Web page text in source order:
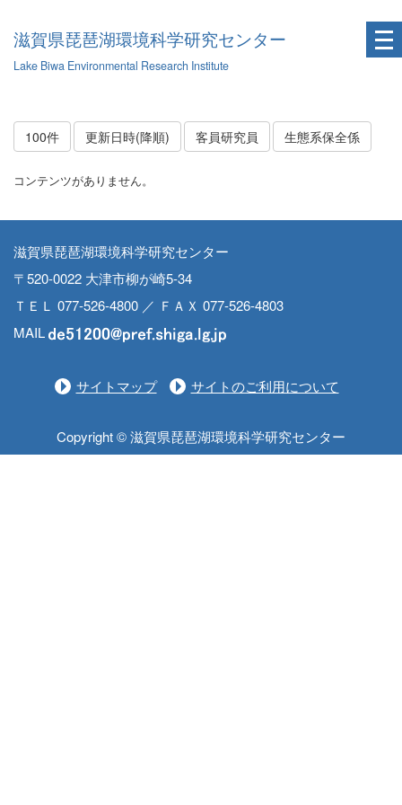
滋賀県琵琶湖環境科学研究センター
Lake Biwa Environmental Research Institute
100件 更新日時(降順) 客員研究員 生態系保全係
コンテンツがありません。
滋賀県琵琶湖環境科学研究センター
〒520-0022 大津市柳が崎5-34
ＴＥＬ 077-526-4800 ／ ＦＡＸ 077-526-4803
MAIL
サイトマップ サイトのご利用について
Copyright © 滋賀県琵琶湖環境科学研究センター